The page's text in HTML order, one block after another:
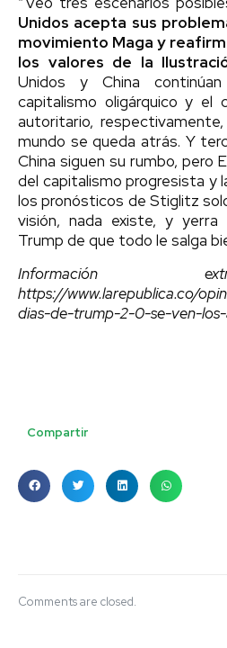
Unidos acepta sus
movimiento Maga y
los valores de la
Unidos y China
capitalismo oligárquico y el
autoritario,
mundo se queda atrás. Y
China siguen su rumbo, pero
del capitalismo progresista y
los pronósticos de Stiglitz
visión, nada existe, y
Trump de que todo le salga
Información
https://www.larepublica.co/
dias-de-trump-2-0-se-ven-
Compartir
Comments are closed.